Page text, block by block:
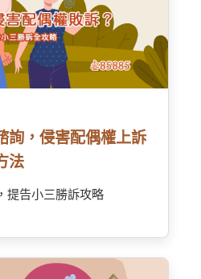
詢，侵害配偶權上訴
法
提告小三勝訴攻略